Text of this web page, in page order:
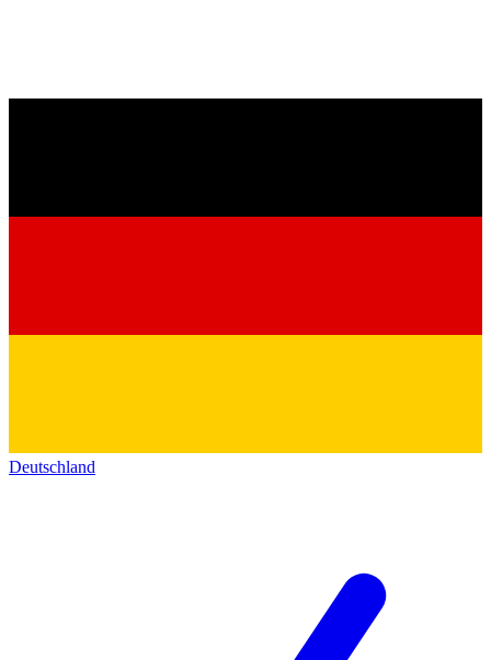
Deutschland